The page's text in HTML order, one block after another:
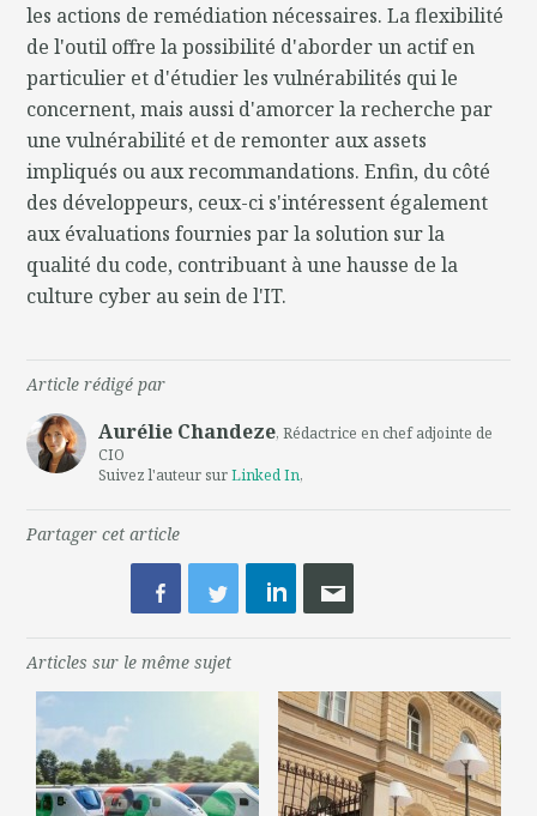
les actions de remédiation nécessaires. La flexibilité
de l'outil offre la possibilité d'aborder un actif en
particulier et d'étudier les vulnérabilités qui le
concernent, mais aussi d'amorcer la recherche par
une vulnérabilité et de remonter aux assets
impliqués ou aux recommandations. Enfin, du côté
des développeurs, ceux-ci s'intéressent également
aux évaluations fournies par la solution sur la
qualité du code, contribuant à une hausse de la
culture cyber au sein de l'IT.
Article rédigé par
Aurélie Chandeze, Rédactrice en chef adjointe de
CIO
Suivez l'auteur surLinked In,
Partager cet article
Articles sur le même sujet